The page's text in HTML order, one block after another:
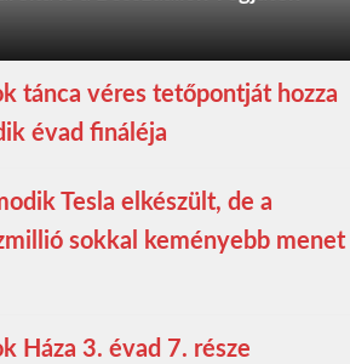
tánca véres tetőpontját hozza
évad fináléja
Tesla elkészült, de a
sokkal keményebb menet
Háza 3. évad 7. része